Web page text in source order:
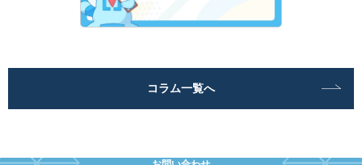
コラム一覧へ